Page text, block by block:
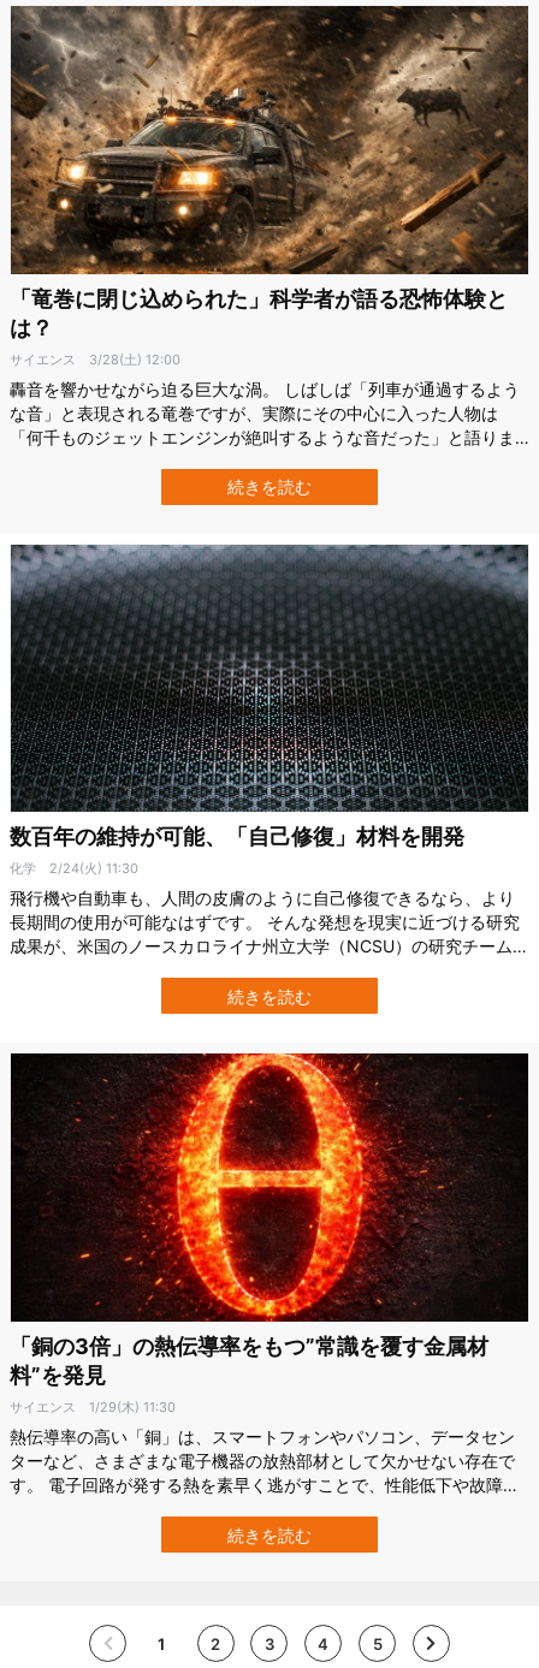
「竜巻に閉じ込められた」科学者が語る恐怖体験と
は？
サイエンス 3/28(土) 12:00
轟音を響かせながら迫る巨大な渦。 しばしば「列車が通過するよう
な音」と表現される竜巻ですが、実際にその中心に入った人物は
「何千ものジェットエンジンが絶叫するような音だった」と語りま
学者、ペリー・サムソン（Perry Samson）氏です。 竜巻の研究の最
前線に立つ彼は、調査中に実際の竜巻に巻き込まれ、命の危機を経
続きを読む
数百年の維持が可能、「自己修復」材料を開発
化学 2/24(火) 11:30
飛行機や自動車も、人間の皮膚のように自己修復できるなら、より
長期間の使用が可能なはずです。 そんな発想を現実に近づける研究
成果が、米国のノースカロライナ州立大学（NCSU）の研究チームに
合材料に自己修復機能を組み込み、理論的には数百年にわたって使
い続けられる可能性がある技術を開発したのです。 論文は2026年1
続きを読む
「銅の3倍」の熱伝導率をもつ”常識を覆す金属材
料”を発見
サイエンス 1/29(木) 11:30
熱伝導率の高い「銅」は、スマートフォンやパソコン、データセン
ターなど、さまざまな電子機器の放熱部材として欠かせない存在で
す。 電子回路が発する熱を素早く逃がすことで、性能低下や故障を
（UCLA）の研究チームは、その銅の3倍の熱伝導率を示す金属材料
を発見しました。 この研究成果は、2026年1月15日付で
続きを読む
1 2 3 4 5